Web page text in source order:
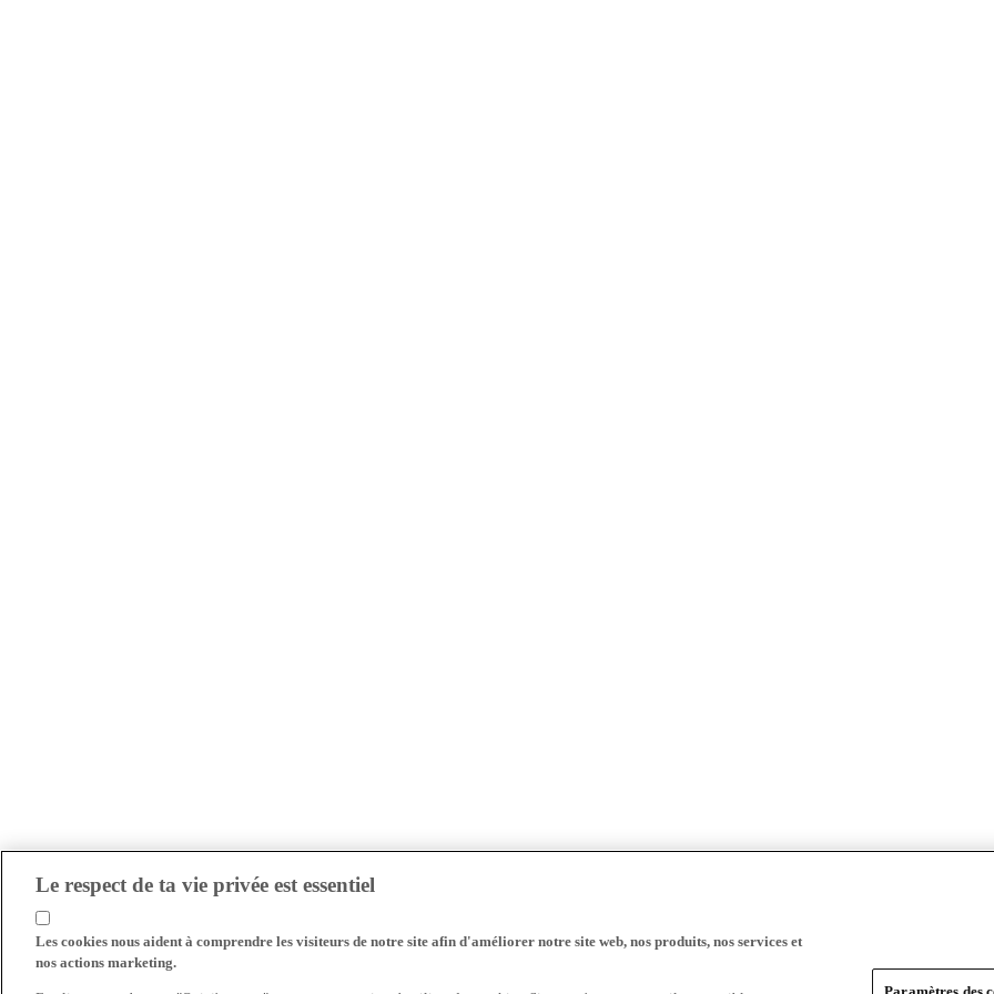
Le respect de ta vie privée est essentiel
Les cookies nous aident à comprendre les visiteurs de notre site afin d'améliorer notre site web, nos produits, nos services et
nos actions marketing.